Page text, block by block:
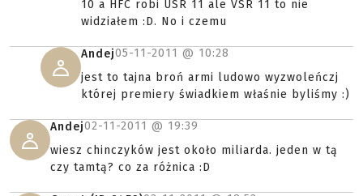
10 a HFC robi USR 11 ale VSR 11 to nie
widziałem :D. No i czemu
Andej05-11-2011 @ 10:28
jest to tajna broń armi ludowo wyzwoleńczj
której premiery świadkiem właśnie byliśmy :)
Andej02-11-2011 @ 19:39
wiesz chinczyków jest około miliarda. jeden w tą
czy tamtą? co za różnica :D